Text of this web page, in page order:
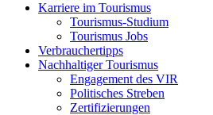
Karriere im Tourismus
Tourismus-Studium
Tourismus Jobs
Verbrauchertipps
Nachhaltiger Tourismus
Engagement des VIR
Politisches Streben
Zertifizierungen